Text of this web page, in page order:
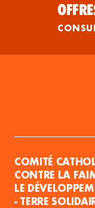
COMITÉ
CONTRE LA
LE
- TERRE